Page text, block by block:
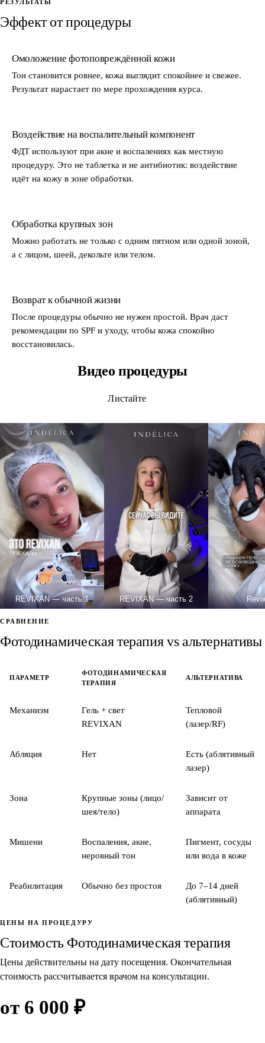
РЕЗУЛЬТАТЫ
Эффект от процедуры
Омоложение фотоповреждённой кожи
Тон становится ровнее, кожа выглядит спокойнее и свежее.
Результат нарастает по мере прохождения курса.
Воздействие на воспалительный компонент
ФДТ используют при акне и воспалениях как местную
процедуру. Это не таблетка и не антибиотик: воздействие
идёт на кожу в зоне обработки.
Обработка крупных зон
Можно работать не только с одним пятном или одной зоной,
а с лицом, шеей, декольте или телом.
Возврат к обычной жизни
После процедуры обычно не нужен простой. Врач даст
рекомендации по SPF и уходу, чтобы кожа спокойно
восстановилась.
Видео процедуры
Листайте
REVIXAN — часть 1 REVIXAN — часть 2
СРАВНЕНИЕ
Фотодинамическая терапия vs альтернативы
ПАРАМЕТР
ФОТОДИНАМИЧЕСКАЯ
ТЕРАПИЯ
АЛЬТЕРНАТИВА
Механизм
Гель + свет
REVIXAN
Тепловой
(лазер/RF)
Абляция Нет
Есть (аблятивный
лазер)
Зона
Крупные зоны (лицо/
шея/тело)
Зависит от
аппарата
Мишени
Воспаления, акне,
неровный тон
Пигмент, сосуды
или вода в коже
Реабилитация Обычно без простоя
До 7–14 дней
(аблятивный)
ЦЕНЫ НА ПРОЦЕДУРУ
Стоимость Фотодинамическая терапия
Цены действительны на дату посещения. Окончательная
стоимость рассчитывается врачом на консультации.
от 6 000 ₽